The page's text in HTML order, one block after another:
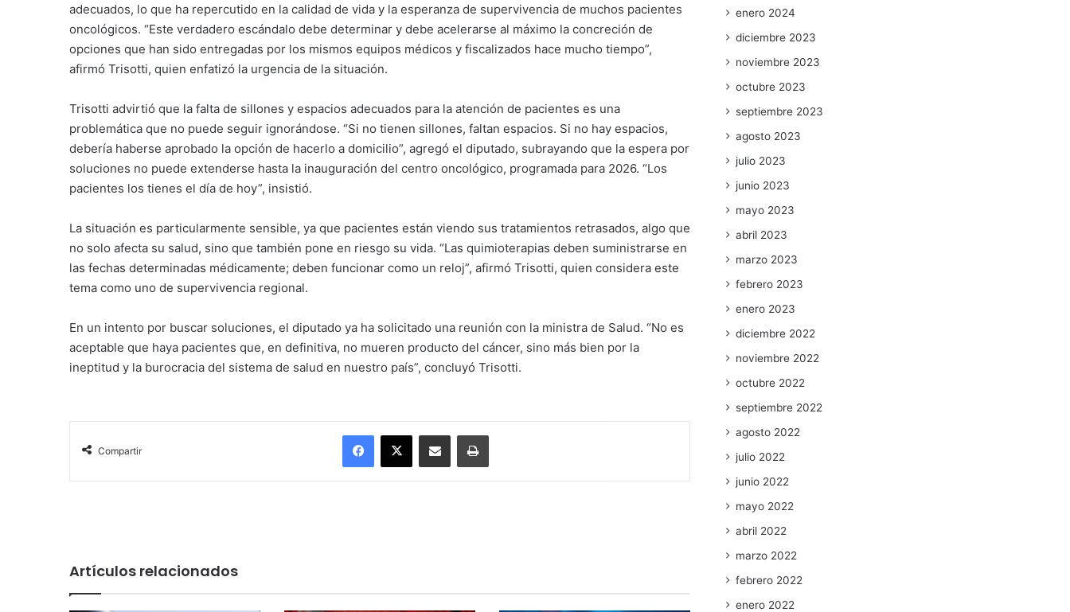
adecuados, lo que ha repercutido en la calidad de vida y la esperanza de supervivencia de muchos pacientes
oncológicos. “Este verdadero escándalo debe determinar y debe acelerarse al máximo la concreción de
opciones que han sido entregadas por los mismos equipos médicos y fiscalizados hace mucho tiempo”,
afirmó Trisotti, quien enfatizó la urgencia de la situación.
Trisotti advirtió que la falta de sillones y espacios adecuados para la atención de pacientes es una
problemática que no puede seguir ignorándose. “Si no tienen sillones, faltan espacios. Si no hay espacios,
debería haberse aprobado la opción de hacerlo a domicilio”, agregó el diputado, subrayando que la espera por
soluciones no puede extenderse hasta la inauguración del centro oncológico, programada para 2026. “Los
pacientes los tienes el día de hoy”, insistió.
La situación es particularmente sensible, ya que pacientes están viendo sus tratamientos retrasados, algo que
no solo afecta su salud, sino que también pone en riesgo su vida. “Las quimioterapias deben suministrarse en
las fechas determinadas médicamente; deben funcionar como un reloj”, afirmó Trisotti, quien considera este
tema como uno de supervivencia regional.
En un intento por buscar soluciones, el diputado ya ha solicitado una reunión con la ministra de Salud. “No es
aceptable que haya pacientes que, en definitiva, no mueren producto del cáncer, sino más bien por la
ineptitud y la burocracia del sistema de salud en nuestro país”, concluyó Trisotti.
Compartir
Facebook
X Enviar vía email Imprimir
Artículos relacionados
enero 2024
diciembre 2023
noviembre 2023
octubre 2023
septiembre 2023
agosto 2023
julio 2023
junio 2023
mayo 2023
abril 2023
marzo 2023
febrero 2023
enero 2023
diciembre 2022
noviembre 2022
octubre 2022
septiembre 2022
agosto 2022
julio 2022
junio 2022
mayo 2022
abril 2022
marzo 2022
febrero 2022
enero 2022